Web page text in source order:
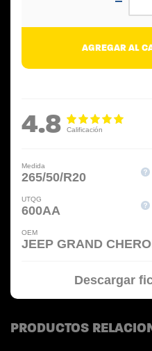
Medida
265/50/R20
UTQG
600AA
OEM
JEEP GRAND
Descargar
4.8
AGREGAR AL
PRODUCTOS